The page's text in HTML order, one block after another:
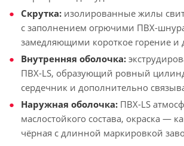
Скрутка: изолированные жилы
с заполнением огрючими ПВХ-
замедляющими короткое горение
Внутренняя оболочка:
ПВХ-LS, образующий ровный
сердечник и дополнительно
Наружная оболочка: ПВХ-LS
маслостойкого состава, окраска —
чёрная с длинной маркировкой